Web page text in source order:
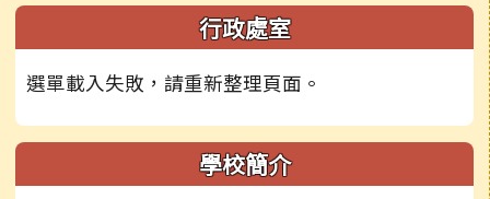
左邊區域內容 行政處室
選單載入失敗，請重新整理頁面。
學校簡介